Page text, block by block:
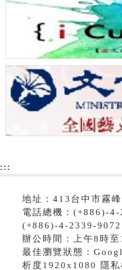
:::
地址：413台中市霧
電話總機：(+886)-4-
(+886)-4-2339-9072
辦公時間：上午8時
最佳瀏覽狀態：
析度1920x1080 隱